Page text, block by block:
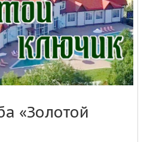
«Золотой